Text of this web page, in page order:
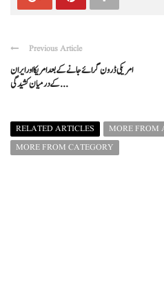
Previous Article
امریکی ڈرون گرائے جانے کے بعد امریکا اور ایران
کے درمیان کشیدگی ...
RELATED ARTICLES
MORE FROM
MORE FROM CATEGORY